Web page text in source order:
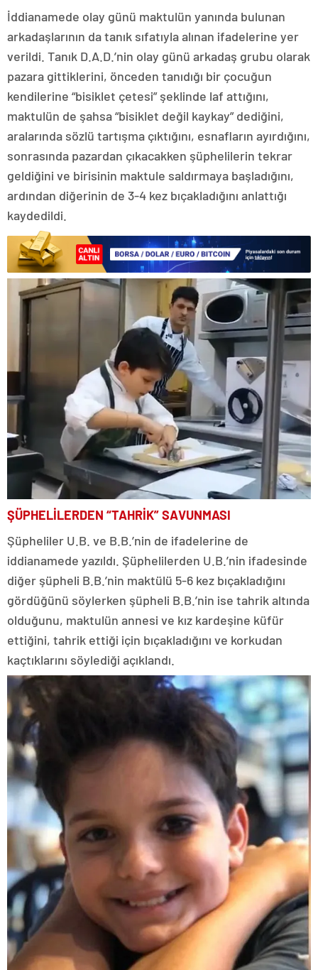
İddianamede olay günü maktulün yanında bulunan
arkadaşlarının da tanık sıfatıyla alınan ifadelerine yer
verildi. Tanık D.A.D.’nin olay günü arkadaş grubu olarak
pazara gittiklerini, önceden tanıdığı bir çocuğun
kendilerine “bisiklet çetesi” şeklinde laf attığını,
maktulün de şahsa “bisiklet değil kaykay” dediğini,
aralarında sözlü tartışma çıktığını, esnafların ayırdığını,
sonrasında pazardan çıkacakken şüphelilerin tekrar
geldiğini ve birisinin maktule saldırmaya başladığını,
ardından diğerinin de 3-4 kez bıçakladığını anlattığı
kaydedildi.
ŞÜPHELİLERDEN “TAHRİK” SAVUNMASI
Şüpheliler U.B. ve B.B.’nin de ifadelerine de
iddianamede yazıldı. Şüphelilerden U.B.’nin ifadesinde
diğer şüpheli B.B.’nin maktülü 5-6 kez bıçakladığını
gördüğünü söylerken şüpheli B.B.’nin ise tahrik altında
olduğunu, maktulün annesi ve kız kardeşine küfür
ettiğini, tahrik ettiği için bıçakladığını ve korkudan
kaçtıklarını söylediği açıklandı.